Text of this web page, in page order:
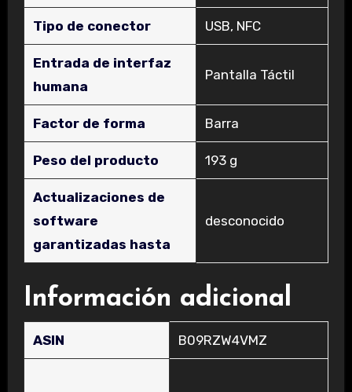
Tipo de conector ‎USB, NFC
Entrada de interfaz
humana
‎Pantalla Táctil
Factor de forma ‎Barra
Peso del producto ‎193 g
Actualizaciones de
software
garantizadas hasta
‎desconocido
Información adicional
ASIN B09RZW4VMZ